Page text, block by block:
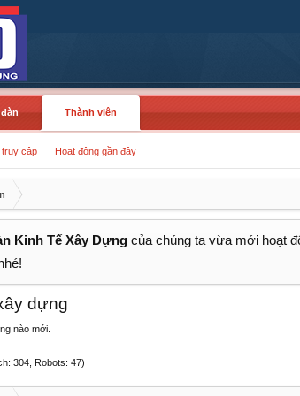
Thành viên
cập Hoạt động gần đây
Kinh Tế Xây Dựng của chúng ta vừa mới hoạt
dựng
nào mới.
304, Robots: 47)